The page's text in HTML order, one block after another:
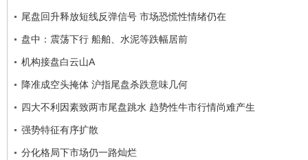
尾盘回升释放短线反弹信号 市场恐慌性情绪仍在
盘中：震荡下行 船舶、水泥等跌幅居前
机构接盘白云山A
降准成空头掩体 沪指尾盘杀跌意味几何
四大不利因素致两市尾盘跳水 趋势性牛市行情尚难产生
强势特征有序扩散
分化格局下市场仍一路灿烂